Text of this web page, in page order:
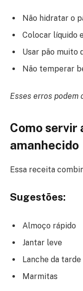
Não hidratar o
Colocar líquido
Usar pão muito
Não temperar
Esses erros podem
Como servir
amanhecido
Essa receita
Sugestões:
Almoço rápido
Jantar leve
Lanche da tarde
Marmitas